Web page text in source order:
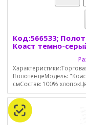
Код:566533;
Коаст темно-
ПолотенцеМодель:
смСостав: 100%